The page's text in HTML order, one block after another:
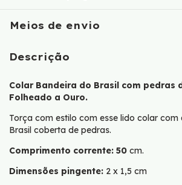
Meios de envio
Descrição
Colar Bandeira do Brasil com pedras
Folheado a Ouro.
Torça com estilo com esse lido colar com
Brasil coberta de pedras.
Comprimento corrente: 50 cm.
Dimensões pingente: 2 x 1,5 cm